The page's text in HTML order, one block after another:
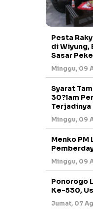
Pesta
di Wiyung,
Sasar
Minggu, 09
Syarat
30?lam
Terjadinya
Minggu, 09
Menko PM
Minggu, 09
Ponorogo
Ke-530,
Jumat, 07